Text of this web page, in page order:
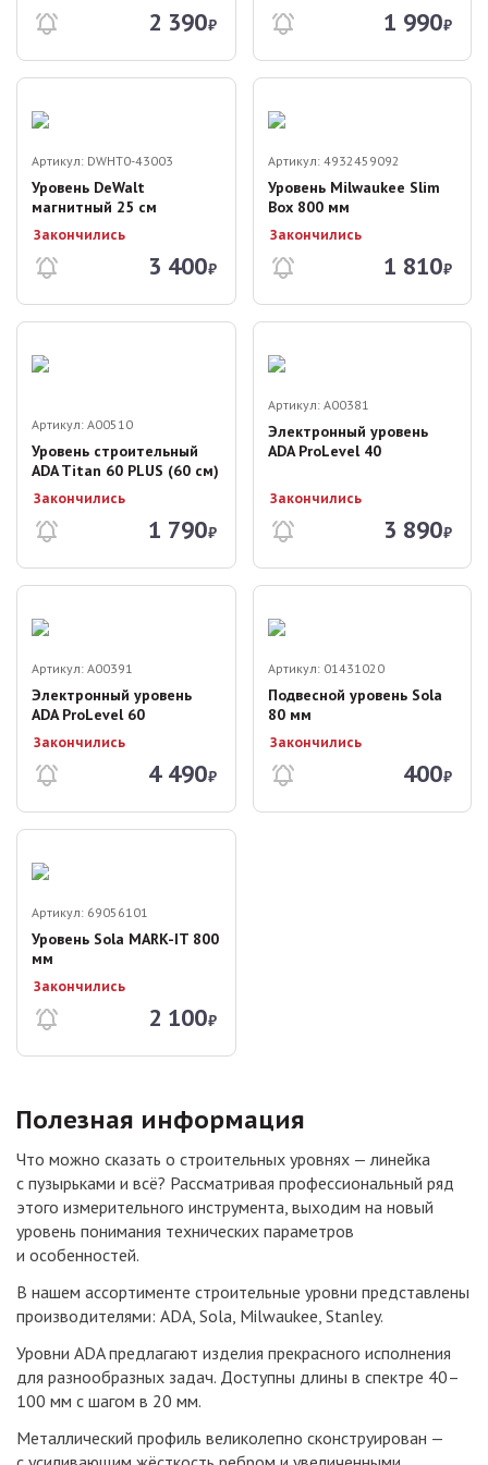
2 390₽ 1 990₽
Артикул: DWHT0-43003
Уровень DeWalt
магнитный 25 см
Закончились
3 400₽
Артикул: 4932459092
Уровень Milwaukee Slim
Box 800 мм
Закончились
1 810₽
Артикул: A00510
Уровень строительный
ADA Titan 60 PLUS (60 см)
Закончились
1 790₽
Артикул: A00381
Электронный уровень
ADA ProLevel 40
Закончились
3 890₽
Артикул: A00391
Электронный уровень
ADA ProLevel 60
Закончились
4 490₽
Артикул: 01431020
Подвесной уровень Sola
80 мм
Закончились
400₽
Артикул: 69056101
Уровень Sola MARK-IT 800
мм
Закончились
2 100₽
Полезная информация
Что можно сказать о строительных уровнях — линейка
с пузырьками и всё? Рассматривая профессиональный ряд
этого измерительного инструмента, выходим на новый
уровень понимания технических параметров
и особенностей.
В нашем ассортименте строительные уровни представлены
производителями: ADA, Sola, Milwaukee, Stanley.
Уровни ADA предлагают изделия прекрасного исполнения
для разнообразных задач. Доступны длины в спектре 40–
100 мм с шагом в 20 мм.
Металлический профиль великолепно сконструирован —